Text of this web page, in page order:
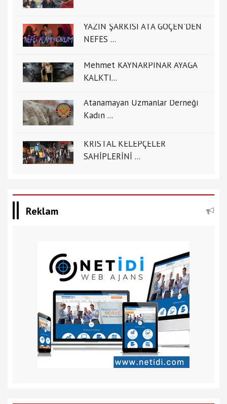
YAZIN ŞARKISI ATA GÖÇEN'DEN
NEFES ...
Mehmet KAYNARPINAR AYAĞA
KALKTI...
Atanamayan Uzmanlar Derneği
Kadın ...
KRİSTAL KELEPÇELER
SAHİPLERİNİ ...
Reklam